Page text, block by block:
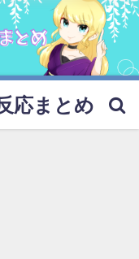
応まとめ